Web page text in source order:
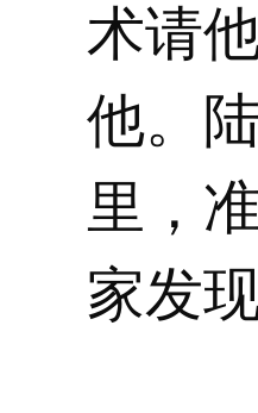
术请
他。
里，
家发